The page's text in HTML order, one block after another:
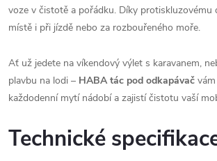
voze v čistotě a pořádku. Díky protiskluzovému
místě i při jízdě nebo za rozbouřeného moře.
Ať už jedete na víkendový výlet s karavanem,
plavbu na lodi – HABA tác pod odkapávač
každodenní mytí nádobí a zajistí čistotu vaší
Technické